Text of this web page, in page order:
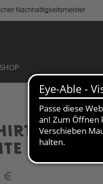
Nachhaltigkeitsmeister
€